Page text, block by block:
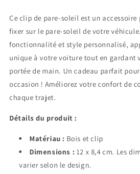
Ce clip de pare-soleil est un
fixer sur le pare-soleil de votre
fonctionnalité et style personnalisé,
unique à votre voiture tout en gardant
portée de main. Un cadeau parfait
occasion ! Améliorez votre confort de
chaque trajet.
Détails du produit :
Matériau : Bois et clip
Dimensions : 12 x 8,4 cm. Les
varier selon le design.